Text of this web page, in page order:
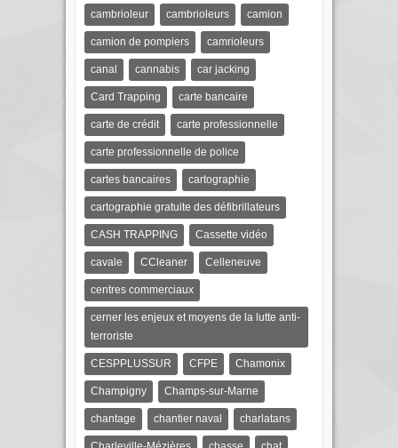
cambrioleur cambrioleurs camion
camion de pompiers camrioleurs
canal cannabis car jacking
Card Trapping carte bancaire
carte de crédit carte professionnelle
carte professionnelle de police
cartes bancaires cartographie
cartographie gratuite des défibrillateurs
CASH TRAPPING Cassette vidéo
cavale CCleaner Celleneuve
centres commerciaux
cerner les enjeux et moyens de la lutte anti-
terroriste
CESPPLUSSUR CFPE Chamonix
Champigny Champs-sur-Marne
chantage chantier naval charlatans